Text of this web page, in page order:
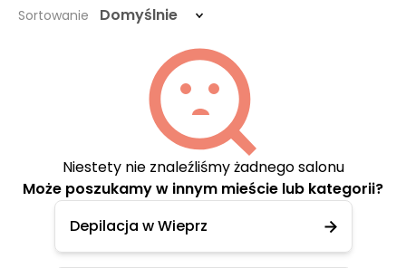
Sortowanie Domyślnie
Niestety nie znaleźliśmy żadnego salonu
Może poszukamy w innym mieście lub kategorii?
Depilacja w Wieprz